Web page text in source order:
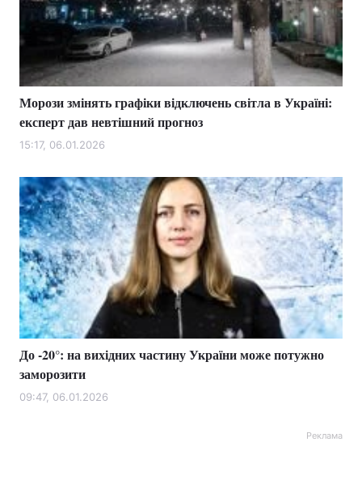
Морози змінять графіки відключень світла в Україні:
експерт дав невтішний прогноз
15:17, 06.01.2026
До -20°: на вихідних частину України може потужно
заморозити
09:47, 06.01.2026
Реклама